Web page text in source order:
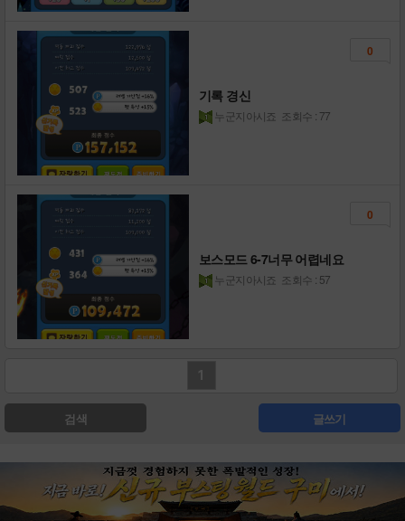
기록 경신
누군지아시죠 조회수 : 77
0
보스모드 6-7너무 어렵네요
누군지아시죠 조회수 : 57
0
1
검색 글쓰기